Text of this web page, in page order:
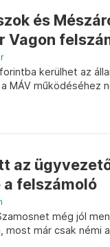
és
Vagon
kerülhet az
MÁV működéséhez
az
a felszámoló
még jól
most már csak némi